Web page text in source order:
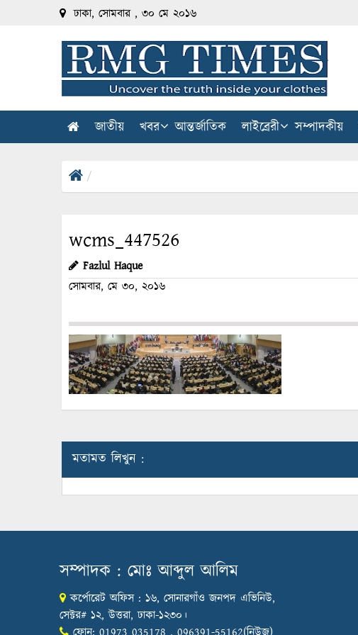
ঢাকা, সোমবার , ৩০ মে ২০১৬
জাতীয় খবর আন্তর্জাতিক লাইব্রেরী সম্পাদকীয়
wcms_447526
Fazlul Haque
সোমবার, মে ৩০, ২০১৬
মতামত লিখুন :
সম্পাদক : মোঃ আব্দুল আলিম
কর্পোরেট অফিস : ১৬, সোনারগাঁও জনপদ এভিনিউ,
সেক্টর# ১২, উত্তরা, ঢাকা-১২৩০।